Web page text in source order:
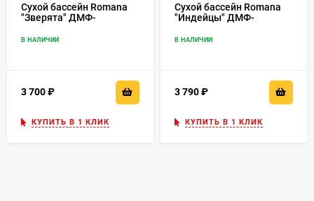
Сухой бассейн Romana
"Зверята" ДМФ-
В НАЛИЧИИ
3 700
КУПИТЬ В 1 КЛИК
Сухой бассейн Romana
"Индейцы" ДМФ-
В НАЛИЧИИ
3 790
КУПИТЬ В 1 КЛИК